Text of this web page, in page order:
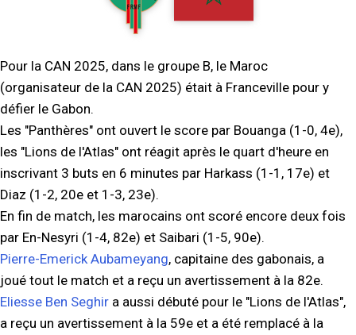
Pour la CAN 2025, dans le groupe B, le Maroc
(organisateur de la CAN 2025) était à Franceville pour y
défier le Gabon.
Les "Panthères" ont ouvert le score par Bouanga (1-0, 4e),
les "Lions de l'Atlas" ont réagit après le quart d'heure en
inscrivant 3 buts en 6 minutes par Harkass (1-1, 17e) et
Diaz (1-2, 20e et 1-3, 23e).
En fin de match, les marocains ont scoré encore deux fois
par En-Nesyri (1-4, 82e) et Saibari (1-5, 90e).
Pierre-Emerick Aubameyang, capitaine des gabonais, a
joué tout le match et a reçu un avertissement à la 82e.
Eliesse Ben Seghir a aussi débuté pour le "Lions de l'Atlas",
a reçu un avertissement à la 59e et a été remplacé à la